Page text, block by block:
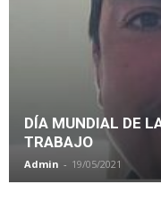
DÍA MUNDIAL DE
TRABAJO
Admin - 19/05/2021